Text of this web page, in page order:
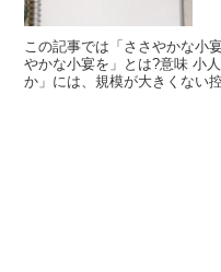
この記事では「ささやかな小
やかな小宴を」とは?意味 小
か」には、規模が大きくない